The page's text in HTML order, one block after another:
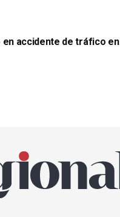
accidente de tráfico en